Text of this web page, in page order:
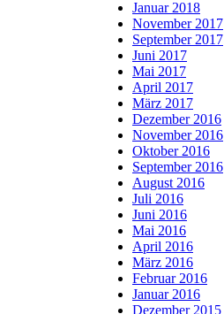
Januar 2018
November 2017
September 2017
Juni 2017
Mai 2017
April 2017
März 2017
Dezember 2016
November 2016
Oktober 2016
September 2016
August 2016
Juli 2016
Juni 2016
Mai 2016
April 2016
März 2016
Februar 2016
Januar 2016
Dezember 2015